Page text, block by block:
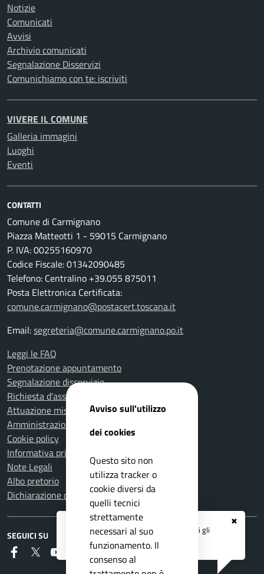
✖
Registrati ai serviziAPP IO
e ricevi tutti gli
aggiornamenti dall'Ente
Notizie
Comunicati
Avvisi
Archivio comunicati
Segnalazione Disservizi
Comunichiamo con te: iscriviti
VIVERE IL COMUNE
Galleria immagini
Luoghi
Eventi
CONTATTI
Comune di Carmignano
Piazza Matteotti 1 - 59015 Carmignano
P. IVA: 00255160970
Codice Fiscale: 01342090485
Telefono: Centralino +39.055 875011
Posta Elettronica Certificata:
comune.carmignano@postacert.toscana.it
Email:segreteria@comune.carmignano.po.it
Leggi le FAQ
Prenotazione appuntamento
Segnalazione disservizio
Richiesta d'assistenza
Attuazione misure PNRR
Amministrazione trasparente
Cookie policy
Informativa privacy
Note Legali
Albo pretorio
Dichiarazione di accessibilità
SEGUICI SU
FaceboookTwitter YoutubeRSS
Avviso sull'utilizzo
dei cookies
Questo sito non
utilizza tracker o
cookie diversi da
quelli tecnici
strettamente
necessari al suo
funzionamento. Il
consenso al